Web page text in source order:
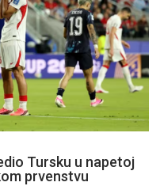
Tursku u napetoj
prvenstvu